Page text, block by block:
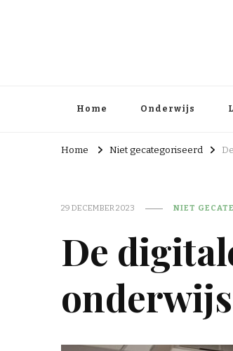
Home Onderwijs
Home Niet gecategoriseerd
29 DECEMBER 2023 NIET
De
onderwijs